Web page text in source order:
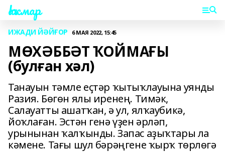
Һаҡмар
ИЖАДИ ЙӘЙҒОР 6 МАЯ 2022, 15:45
МӨХӘББӘТ ҠОЙМАҒЫ
(булған хәл)
Танауын тәмле еҫтәр ҡытыҡлауына уянды
Разия. Бөгөн ялы иренең. Тимәк,
Салауатты ашатҡан, ә ул, ялҡаубикә,
йоҡлаған. Эстән генә үҙен әрләп,
урынынан ҡалҡынды. Запас аҙыҡтары ла
кәмене. Тағы шул бәрәңгене ҡырҡ төрлөгә